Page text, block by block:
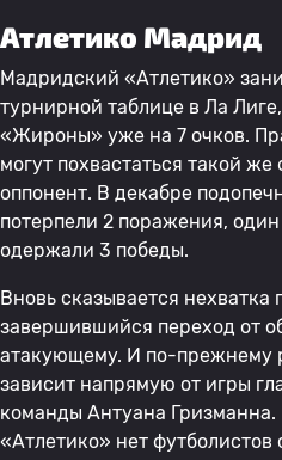
Атлетико Мадрид
Мадридский «Атлетико»
турнирной таблице в Ла
«Жироны» уже на 7 очков.
могут похвастаться такой
оппонент. В декабре
потерпели 2 поражения,
одержали 3 победы.
Вновь сказывается
завершившийся переход от
атакующему. И по-прежнему
зависит напрямую от игры
команды Антуана Гризманна.
«Атлетико» нет футболистов